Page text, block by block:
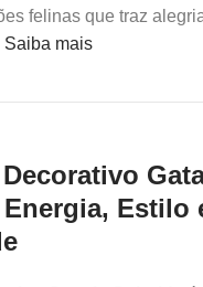
felinas que traz
Saiba mais
Estilo